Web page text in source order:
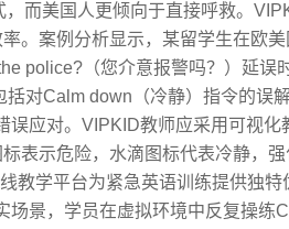
而美国人更倾向于直接呼救。
。案例分析显示，某留学生在欧美
police?（您介意报警吗？）延误
对Calm down（冷静）指令的误
误应对。VIPKID教师应采用可视化
表示危险，水滴图标代表冷静，强
教学平台为紧急英语训练提供独特
场景，学员在虚拟环境中反复操练